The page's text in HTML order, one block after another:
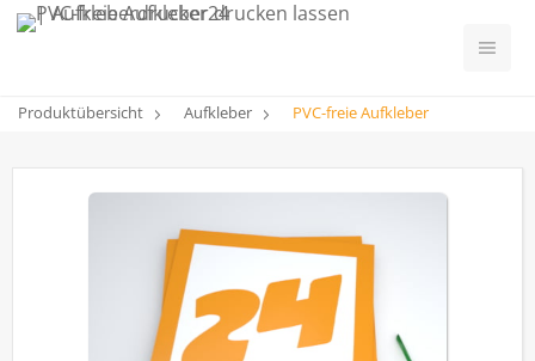
Produktübersicht Aufkleber PVC-freie Aufkleber